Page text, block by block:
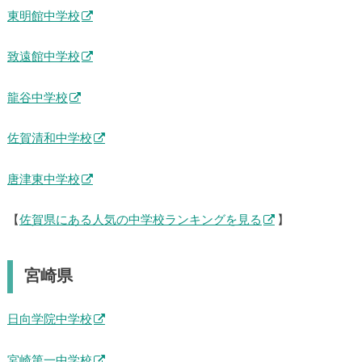
東明館中学校
致遠館中学校
龍谷中学校
佐賀清和中学校
唐津東中学校
【 佐賀県にある人気の中学校ランキングを見る 】
宮崎県
日向学院中学校